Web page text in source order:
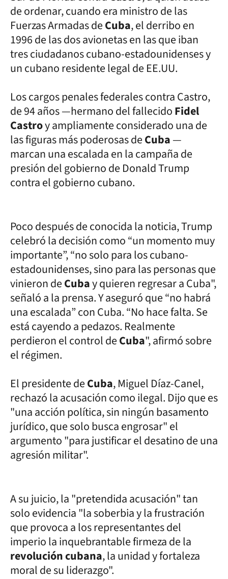
de ordenar, cuando era ministro de las
Fuerzas Armadas deCuba, el derribo en
1996 de las dos avionetas en las que iban
tres ciudadanos cubano-estadounidenses y
un cubano residente legal de EE.UU.
Los cargos penales federales contra Castro,
de 94 años —hermano del fallecidoFidel
Castroy ampliamente considerado una de
las figuras más poderosas deCuba—
marcan una escalada en la campaña de
presión del gobierno de Donald Trump
contra el gobierno cubano.
Poco después de conocida la noticia, Trump
celebró la decisión como “un momento muy
importante”, “no solo para los cubano-
estadounidenses, sino para las personas que
vinieron deCubay quieren regresar a Cuba",
señaló a la prensa. Y aseguró que “no habrá
una escalada” con Cuba. “No hace falta. Se
está cayendo a pedazos. Realmente
perdieron el control deCuba", afirmó sobre
el régimen.
El presidente deCuba, Miguel Díaz-Canel,
rechazó la acusación como ilegal. Dijo que es
"una acción política, sin ningún basamento
jurídico, que solo busca engrosar" el
argumento "para justificar el desatino de una
agresión militar".
A su juicio, la "pretendida acusación" tan
solo evidencia "la soberbia y la frustración
que provoca a los representantes del
imperio la inquebrantable firmeza de la
revolución cubana, la unidad y fortaleza
moral de su liderazgo".